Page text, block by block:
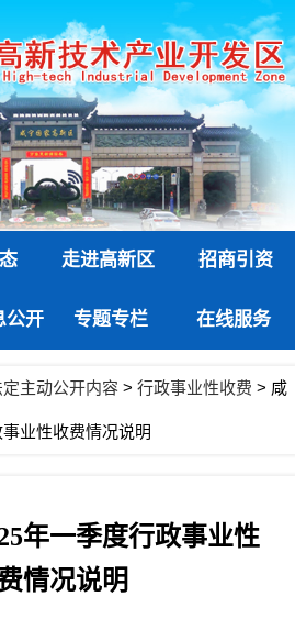
走进高新区 招商引资
公开 专题专栏 在线服务
定主动公开内容 > 行政事业性收费 > 咸
业性收费情况说明
年一季度行政事业性
情况说明